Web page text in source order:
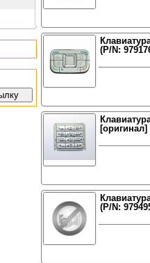
(P/N:
[оригинал]
(P/N: